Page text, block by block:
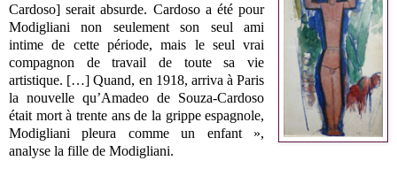
Cardoso] serait absurde. Cardoso a été pour
Modigliani non seulement son seul ami
intime de cette période, mais le seul vrai
compagnon de travail de toute sa vie
artistique. […] Quand, en 1918, arriva à Paris
la nouvelle qu’Amadeo de Souza-Cardoso
était mort à trente ans de la grippe espagnole,
Modigliani pleura comme un enfant »,
analyse la fille de Modigliani.